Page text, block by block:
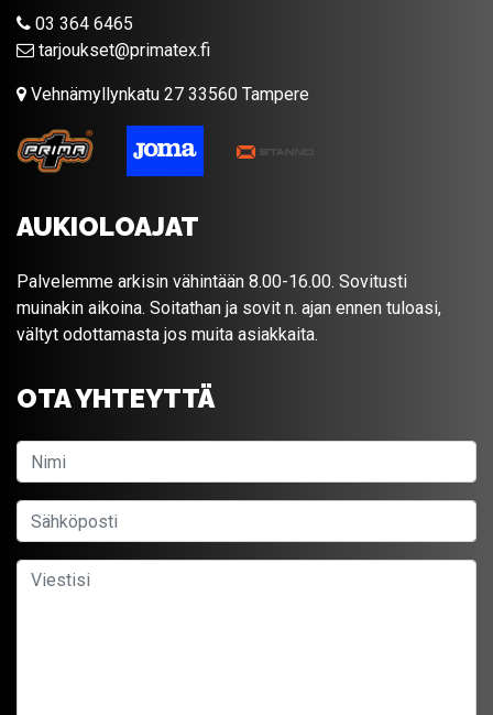
03 364 6465
tarjoukset@primatex.fi
Vehnämyllynkatu 27 33560 Tampere
AUKIOLOAJAT
Palvelemme arkisin vähintään 8.00-16.00. Sovitusti
muinakin aikoina. Soitathan ja sovit n. ajan ennen tuloasi,
vältyt odottamasta jos muita asiakkaita.
OTA YHTEYTTÄ